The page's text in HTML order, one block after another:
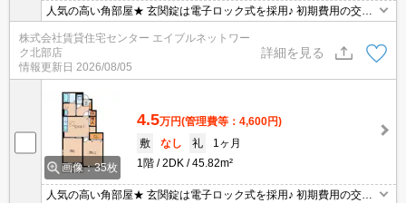
人気の高い角部屋★ 玄関錠は電子ロック式を採用♪ 初期費用の交渉
は、賃貸住宅センターまで！！
株式会社賃貸住宅センター エイブルネットワー
ク北部店
情報更新日 2026/08/05
詳細を見る
画像：35枚
4.5万円(管理費等：4,600円)
敷
なし 礼
1ヶ月
1階
2DK 45.82m²
人気の高い角部屋★ 玄関錠は電子ロック式を採用♪ 初期費用の交渉